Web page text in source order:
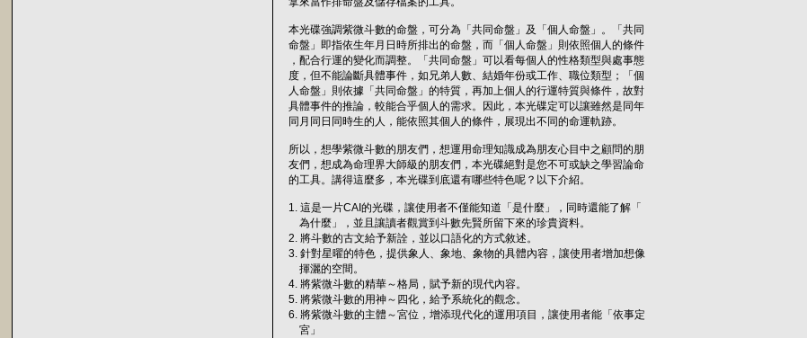
本光碟強調紫微斗數的命盤，可分為「共同命盤」及「個人命盤」。「共同
命盤」即指依生年月日時所排出的命盤，而「個人命盤」則依照個人的條件
，配合行運的變化而調整。「共同命盤」可以看每個人的性格類型與處事態
度，但不能論斷具體事件，如兄弟人數、結婚年份或工作、職位類型；「個
人命盤」則依據「共同命盤」的特質，再加上個人的行運特質與條件，故對
具體事件的推論，較能合乎個人的需求。因此，本光碟定可以讓雖然是同年
同月同日同時生的人，能依照其個人的條件，展現出不同的命運軌跡。
所以，想學紫微斗數的朋友們，想運用命理知識成為朋友心目中之顧問的朋
友們，想成為命理界大師級的朋友們，本光碟絕對是您不可或缺之學習論命
的工具。講得這麼多，本光碟到底還有哪些特色呢？以下介紹。
1. 這是一片CAI的光碟，讓使用者不僅能知道「是什麼」，同時還能了解「
為什麼」，並且讓讀者觀賞到斗數先賢所留下來的珍貴資料。
2. 將斗數的古文給予新詮，並以口語化的方式敘述。
3. 針對星曜的特色，提供象人、象地、象物的具體內容，讓使用者增加想像
揮灑的空間。
4. 將紫微斗數的精華～格局，賦予新的現代內容。
5. 將紫微斗數的用神～四化，給予系統化的觀念。
6. 將紫微斗數的主體～宮位，增添現代化的運用項目，讓使用者能「依事定
宮」